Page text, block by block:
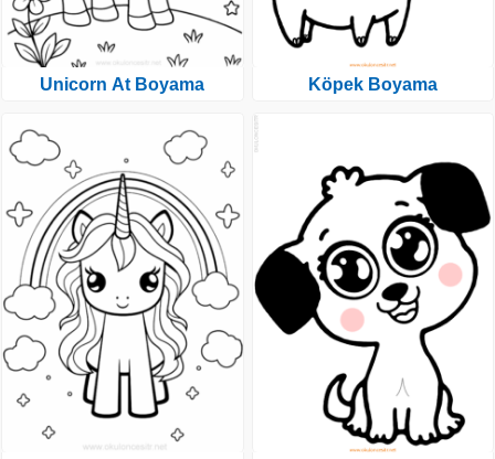
Unicorn At Boyama Köpek Boyama